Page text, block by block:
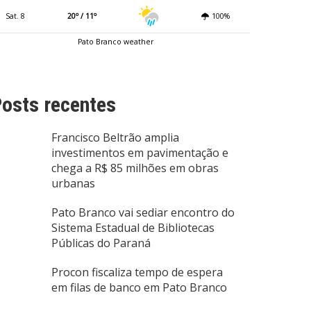
Sat. 8 20º / 11º 100%
Pato Branco weather
recentes
Francisco Beltrão amplia
investimentos em pavimentação e
chega a R$ 85 milhões em obras
urbanas
Pato Branco vai sediar encontro do
Sistema Estadual de Bibliotecas
Públicas do Paraná
Procon fiscaliza tempo de espera
em filas de banco em Pato Branco